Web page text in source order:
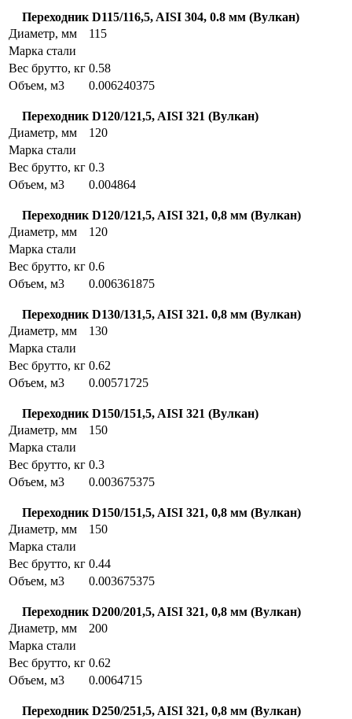
Переходник D115/116,5, AISI 304, 0.8 мм (Вулкан)
Диаметр, мм
115
Марка стали
Вес брутто, кг 0.58
Объем, м3
0.006240375
Переходник D120/121,5, AISI 321 (Вулкан)
Диаметр, мм
120
Марка стали
Вес брутто, кг 0.3
Объем, м3
0.004864
Переходник D120/121,5, AISI 321, 0,8 мм (Вулкан)
Диаметр, мм
120
Марка стали
Вес брутто, кг 0.6
Объем, м3
0.006361875
Переходник D130/131,5, AISI 321. 0,8 мм (Вулкан)
Диаметр, мм
130
Марка стали
Вес брутто, кг 0.62
Объем, м3
0.00571725
Переходник D150/151,5, AISI 321 (Вулкан)
Диаметр, мм
150
Марка стали
Вес брутто, кг 0.3
Объем, м3
0.003675375
Переходник D150/151,5, AISI 321, 0,8 мм (Вулкан)
Диаметр, мм
150
Марка стали
Вес брутто, кг 0.44
Объем, м3
0.003675375
Переходник D200/201,5, AISI 321, 0,8 мм (Вулкан)
Диаметр, мм
200
Марка стали
Вес брутто, кг 0.62
Объем, м3
0.0064715
Переходник D250/251,5, AISI 321, 0,8 мм (Вулкан)